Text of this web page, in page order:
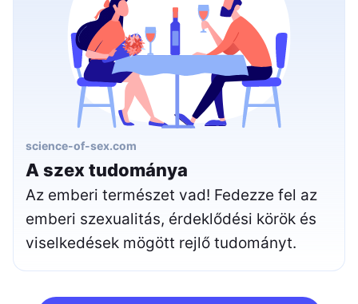
science-of-sex.com
A szex tudománya
Az emberi természet vad! Fedezze fel az
emberi szexualitás, érdeklődési körök és
viselkedések mögött rejlő tudományt.